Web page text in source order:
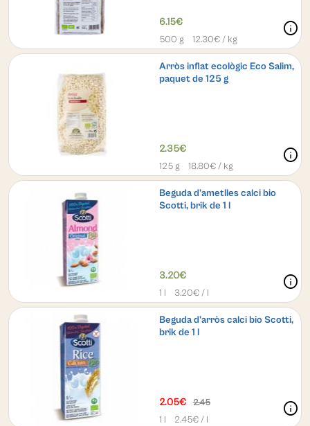
6.15€
500 g 12.30€ / kg
info
Arròs inflat ecològic Eco Salim,
paquet de 125 g
2.35€
125 g 18.80€ / kg
info
Beguda d'ametlles calci bio
Scotti, brik de 1 l
3.20€
1 l 3.20€ / l
info
Beguda d'arròs calci bio Scotti,
brik de 1 l
2.05€ 2.45
1 l 2.45€ / l
info